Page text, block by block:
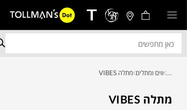
... ווים ומתלים מתלה VIBES
מתלה VIBES